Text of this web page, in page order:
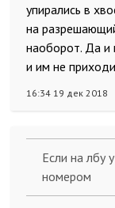
упирались в
на
наоборот. Да и
и им не
16:34 19 дек 2018
Если на лбу
номером